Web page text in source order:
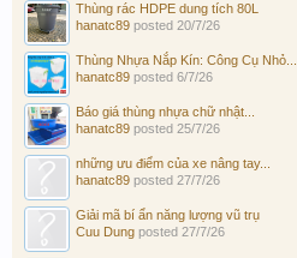
Thùng rác HDPE dung tích 80L
hanatc89 posted 20/7/26
Thùng Nhựa Nắp Kín: Công Cụ Nhỏ...
hanatc89 posted 6/7/26
Báo giá thùng nhựa chữ nhật...
hanatc89 posted 25/7/26
những ưu điểm của xe nâng tay...
hanatc89 posted 27/7/26
Giải mã bí ẩn năng lượng vũ trụ
Cuu Dung posted 27/7/26